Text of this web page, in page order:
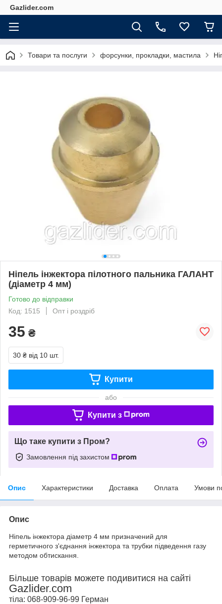
Gazlider.com
Товари та послуги форсунки, прокладки, мастила
Ніпель інжектора пілотного пальника ГАЛАНТ
(діаметр 4 мм)
Готово до відправки
Код: 1515
Опт і роздріб
35 ₴
30 ₴ від 10 шт.
Купити
або
Купити з
Що таке купити з Пром?
Замовлення під захистом
Опис Характеристики Доставка Оплата Умови
Опис
Ніпель інжектора діаметр 4 мм призначений для
герметичного з'єднання інжектора та трубки підведення газу
методом обтискання.
Більше товарів можете подивитися на сайті
Gazlider.com
тіла: 068-909-96-99 Герман